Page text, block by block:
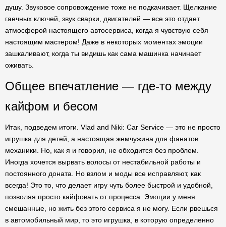
душу. Звуковое сопровождение тоже не подкачивает. Щелкание
гаечных ключей, звук сварки, двигателей — все это отдает
атмосферой настоящего автосервиса, когда я чувствую себя
настоящим мастером! Даже в некоторых моментах эмоции
зашкаливают, когда ты видишь как сама машинка начинает
оживать.
Общее впечатление — где-то между
кайфом и бесом
Итак, подведем итоги. Vlad and Niki: Car Service — это не просто
игрушка для детей, а настоящая жемчужина для фанатов
механики. Но, как я и говорил, не обходится без проблем.
Иногда хочется вырвать волосы от нестабильной работы и
постоянного доната. Но взлом и моды все исправляют, как
всегда! Это то, что делает игру чуть более быстрой и удобной,
позволяя просто кайфовать от процесса. Эмоции у меня
смешанные, но жить без этого сервиса я не могу. Если рвешься
в автомобильный мир, то это игрушка, в которую определенно